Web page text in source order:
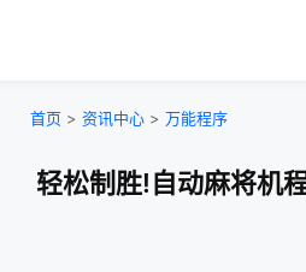
首页 > 资讯中心 > 万能程序
轻松制胜!自动麻将机